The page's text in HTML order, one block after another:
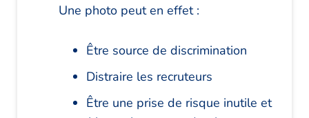
Une photo peut en effet :
Être source de discrimination
Distraire les recruteurs
Être une prise de risque inutile et